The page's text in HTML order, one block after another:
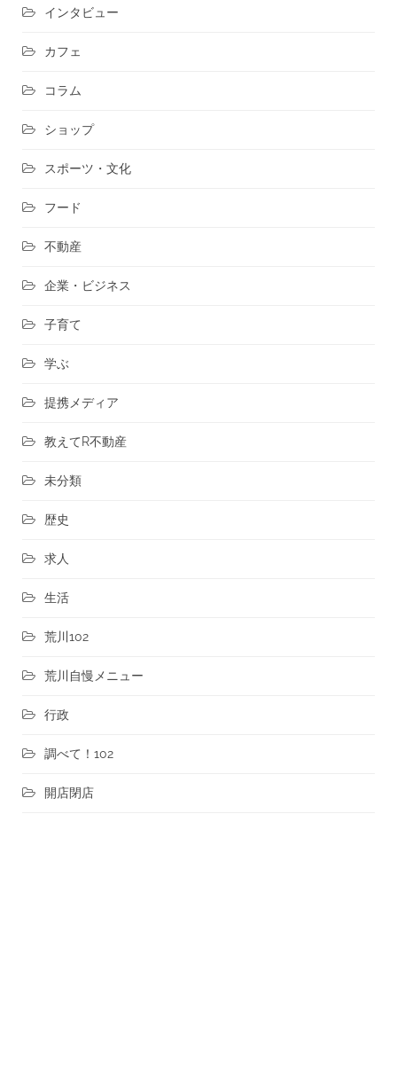
インタビュー
カフェ
コラム
ショップ
スポーツ・文化
フード
不動産
企業・ビジネス
子育て
学ぶ
提携メディア
教えてR不動産
未分類
歴史
求人
生活
荒川102
荒川自慢メニュー
行政
調べて！102
開店閉店